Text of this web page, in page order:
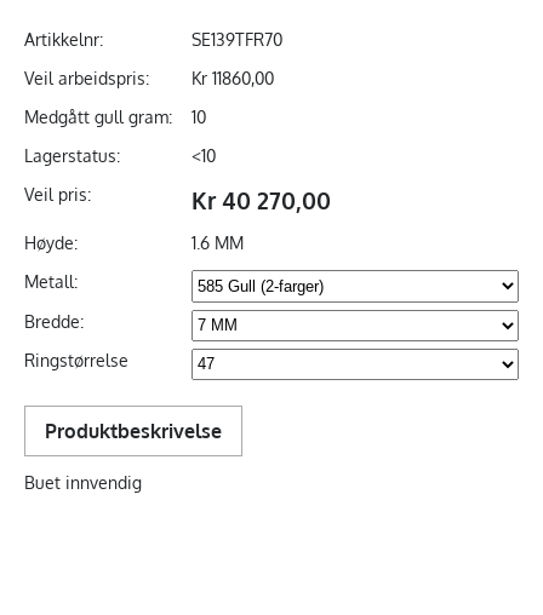
Artikkelnr:
SE139TFR70
Veil arbeidspris:
Kr 11860,00
Medgått gull gram:
10
Lagerstatus:
<10
Veil pris:
Kr 40 270,00
Høyde:
1.6 MM
Metall:
Bredde:
Ringstørrelse
Produktbeskrivelse
Buet innvendig